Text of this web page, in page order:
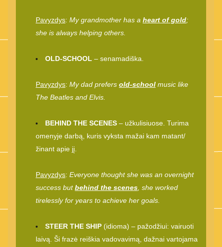
Pavyzdys: My grandmother has a heart of gold;
she is always helping others.
OLD-SCHOOL – senamadiška.
Pavyzdys: My dad prefers old-school music like
The Beatles and Elvis.
BEHIND THE SCENES – užkulisiuose. Turima
omenyje darbą, kuris vyksta mažai kam matant/
žinant apie jį.
Pavyzdys: Everyone thought she was an overnight
success but behind the scenes , she worked
tirelessly for years to achieve her goals.
STEER THE SHIP (idioma) – pažodžiui: vairuoti
laivą. Ši frazė reiškia vadovavimą, dažnai vartojama